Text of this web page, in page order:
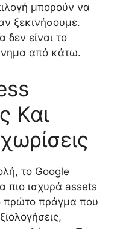
μπορούν να
ξεκινήσουμε.
δεν είναι το
από κάτω.
Και
το Google
πιο ισχυρά assets
πρώτο πράγμα που